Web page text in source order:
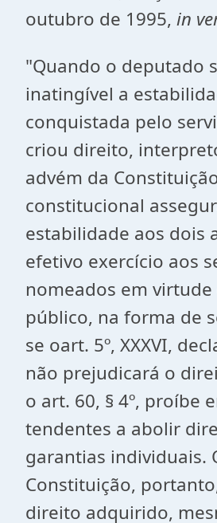
outubro de 1995, in
"Quando o deputado
inatingível a
conquistada pelo
criou direito,
advém da
constitucional
estabilidade aos dois
efetivo exercício aos
nomeados em
público, na forma de
se oart. 5º, XXXVI,
não prejudicará o
o art. 60, § 4º, proíbe
tendentes a abolir
garantias individuais.
Constituição,
direito adquirido,